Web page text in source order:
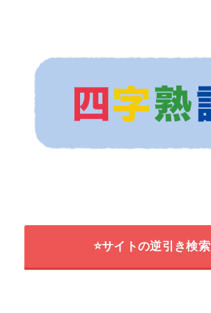
⭐サイトの逆引き検索